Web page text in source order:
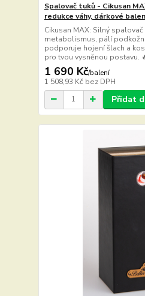
Spalovač tuků - Cikusan
redukce váhy, dárkové
Cikusan MAX: Silný
metabolismus, pálí
podporuje hojení šlach a
pro tvou vysněnou postavu.
1 690 Kč/balení
1 508,93 Kč bez DPH
Přidat